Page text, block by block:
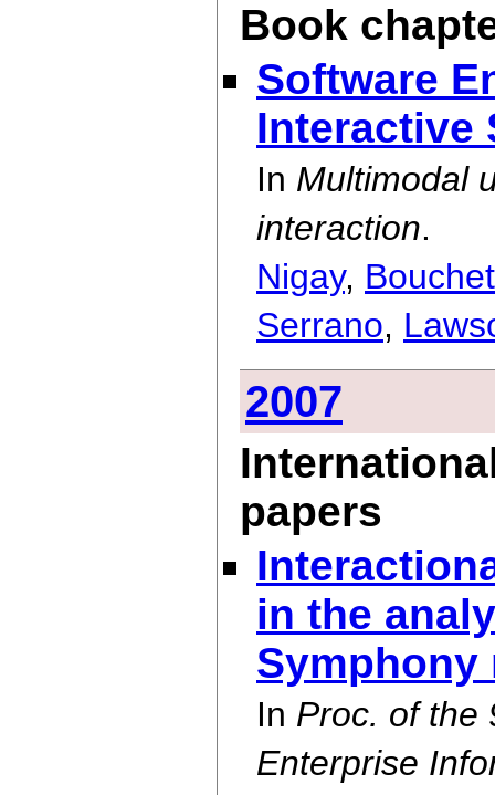
Book
Software
Interactive
In Multimodal
interaction.
Nigay, Bouchet
Serrano,
2007
papers
in the
Symphony
In Proc. of the
Enterprise